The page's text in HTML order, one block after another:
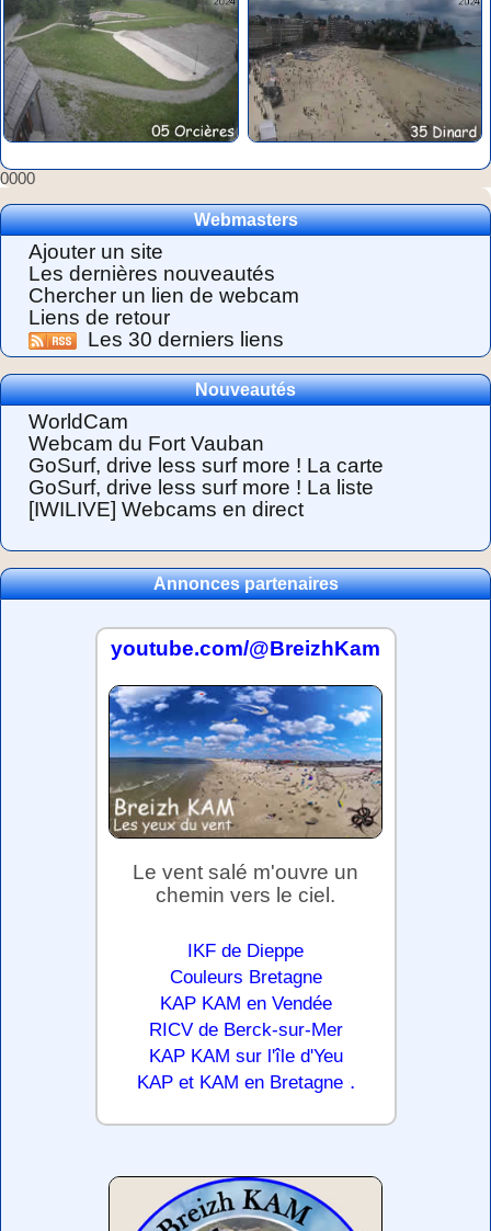
0000
Webmasters
Ajouter un site
Les dernières nouveautés
Chercher un lien de webcam
Liens de retour
Les 30 derniers liens
Nouveautés
WorldCam
Webcam du Fort Vauban
GoSurf, drive less surf more ! La carte
GoSurf, drive less surf more ! La liste
[IWILIVE] Webcams en direct
Annonces partenaires
youtube.com/@BreizhKam
Le vent salé m'ouvre un
chemin vers le ciel.
IKF de Dieppe
Couleurs Bretagne
KAP KAM en Vendée
RICV de Berck-sur-Mer
KAP KAM sur l'île d'Yeu
KAP et KAM en Bretagne .